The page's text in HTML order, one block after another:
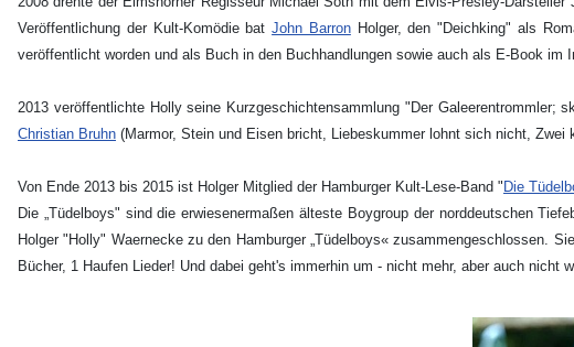
Veröffentlichung der Kult-Komödie batJohn BarronHolger, den "Deichking" als
veröffentlicht worden und als Buch in den Buchhandlungen sowie auch als E-Book im
2013 veröffentlichte Holly seine Kurzgeschichtensammlung "Der
Christian Bruhn (Marmor, Stein und Eisen bricht, Liebeskummer lohnt sich nicht,
Von Ende 2013 bis 2015 ist Holger Mitglied der Hamburger Kult-Lese-Band " Die
Die „Tüdelboys" sind die erwiesenermaßen älteste Boygroup der norddeutschen
Holger "Holly" Waernecke zu den Hamburger „Tüdelboys«
Bücher, 1 Haufen Lieder! Und dabei geht's immerhin um - nicht mehr, aber auch nicht